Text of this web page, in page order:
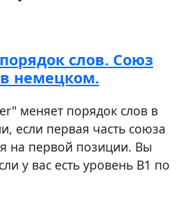
слов. Союз
немецком.
меняет порядок слов в
если первая часть союза
на первой позиции. Вы
у вас есть уровень В1 по